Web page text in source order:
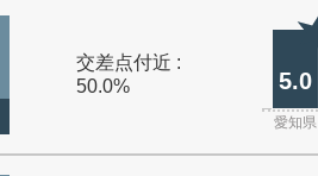
交差点付近 :
50.0%
5.0
愛知県